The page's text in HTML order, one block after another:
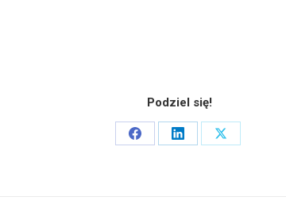
Podziel się!
Share
Share
Share